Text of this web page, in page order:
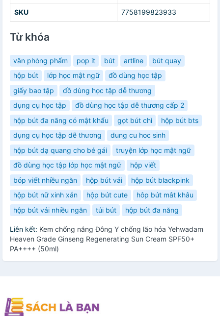
SKU 7758199823933
Từ khóa
văn phòng phẩm pop it bút artline
bút quay
hộp bút
lớp học mật ngữ
đồ dùng học tập
giấy bao tập
đồ dùng học tập dễ thương
dụng cụ học tập
đồ dùng học tập dễ thương cấp 2
hộp bút đa năng có mật khẩu
gọt bút chì
hộp bút bts
dụng cụ học tập dễ thương
dung cu hoc sinh
hộp bút dạ quang cho bé gái
truyện lớp học mật ngữ
đồ dùng học tập lớp học mật ngữ
hộp viết
bóp viết nhiều ngăn
hộp bút vải
hộp bút blackpink
hộp bút nữ xinh xắn
hộp bút cute
hôp bút mât khâu
hộp bút vải nhiều ngăn
túi bút hộp bút đa năng
Liên kết: Kem chống nắng Đông Y chống lão hóa Yehwadam
Heaven Grade Ginseng Regenerating Sun Cream SPF50+
PA++++ (50ml)